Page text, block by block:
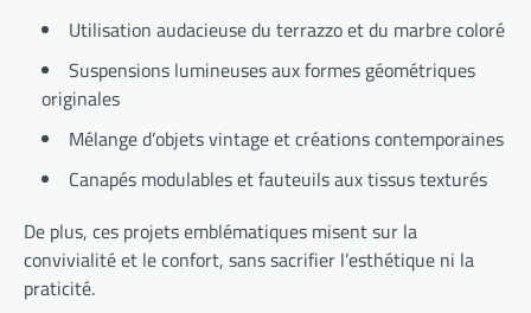
Utilisation audacieuse du terrazzo et du marbre coloré
Suspensions lumineuses aux formes géométriques
originales
Mélange d’objets vintage et créations contemporaines
Canapés modulables et fauteuils aux tissus texturés
De plus, ces projets emblématiques misent sur la
convivialité et le confort, sans sacrifier l’esthétique ni la
praticité.